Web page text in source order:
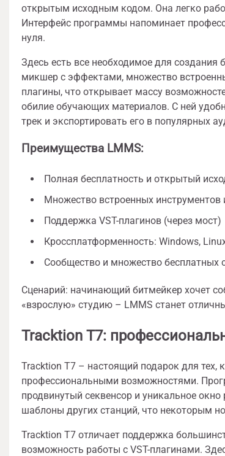
открытым исходным кодом. Она легко
Интерфейс программы напоминает
нуля.
Здесь есть все необходимое для
микшер с эффектами, множество
плагины, что открывает массу
обилие обучающих материалов. С ней
трек и экспортировать его в популярных
Преимущества LMMS:
Полная бесплатность и открытый
Множество встроенных
Поддержка VST-плагинов (через мост)
Кроссплатформенность: Windows,
Сообщество и множество бесплатных
Сценарий: начинающий битмейкер хочет
«взрослую» студию – LMMS станет
Tracktion T7:
Tracktion T7 – настоящий подарок для
профессиональными возможностями.
продвинутый секвенсор и уникальное
шаблоны других станций, что некоторым
Tracktion T7 отличает поддержка
возможность работы с VST-плагинами.